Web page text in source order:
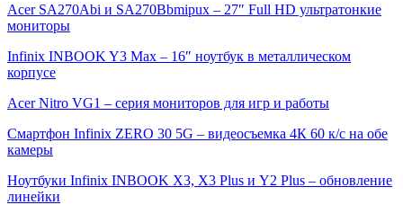
Acer SA270Abi и SA270Bbmipux – 27″ Full HD ультратонкие
мониторы
Infinix INBOOK Y3 Max – 16″ ноутбук в металлическом
корпусе
Acer Nitro VG1 – серия мониторов для игр и работы
Смартфон Infinix ZERO 30 5G – видеосъемка 4К 60 к/с на обе
камеры
Ноутбуки Infinix INBOOK X3, X3 Plus и Y2 Plus – обновление
линейки